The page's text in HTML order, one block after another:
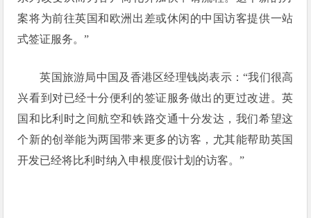
案将为前往英国和欧洲出差或休闲的中国访客提供一站
式签证服务。”
英国旅游局中国及香港区经理钱岗表示：“我们很高
兴看到对已经十分便利的签证服务做出的更过改进。英
国和比利时之间航空和铁路交通十分发达，我们希望这
个新的创举能为两国带来更多的访客，尤其能帮助英国
开发已经将比利时纳入申根度假计划的访客。”